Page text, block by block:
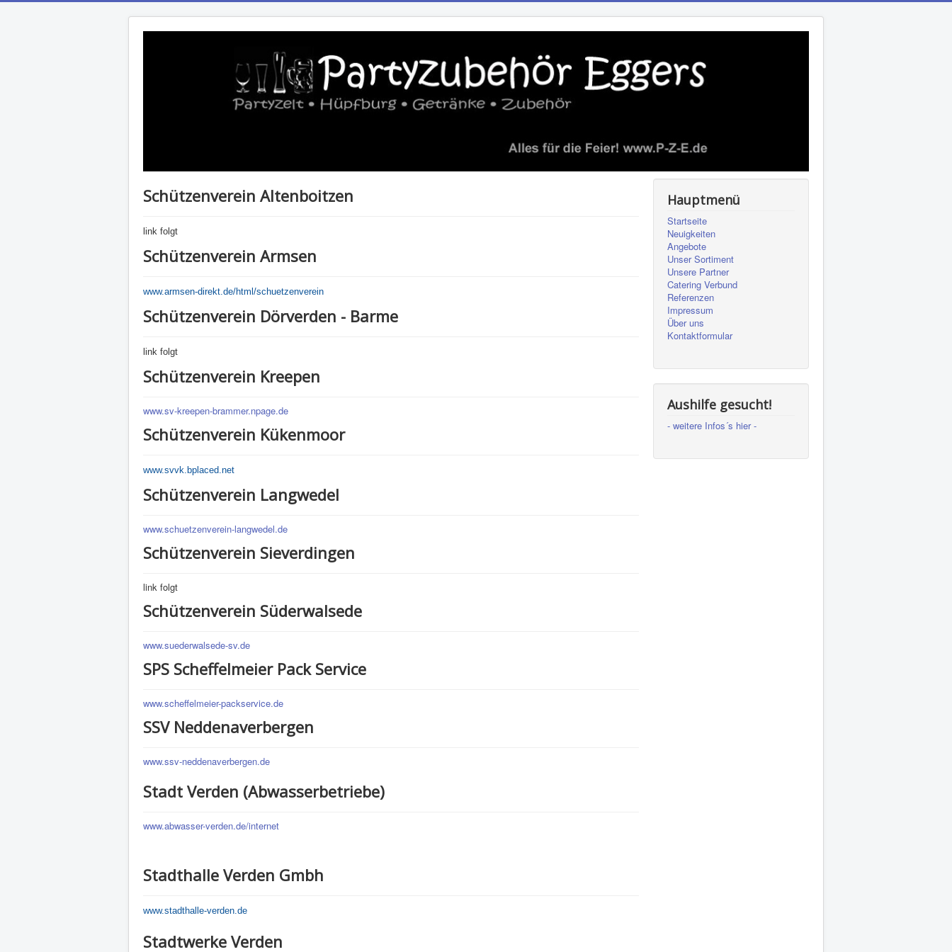
Schützenverein Altenboitzen
link folgt
Schützenverein Armsen
www.armsen-direkt.de/html/schuetzenverein
Schützenverein Dörverden - Barme
link folgt
Schützenverein Kreepen
www.sv-kreepen-brammer.npage.de
Schützenverein Kükenmoor
www.svvk.bplaced.net
Schützenverein Langwedel
www.schuetzenverein-langwedel.de
Schützenverein Sieverdingen
link folgt
Schützenverein Süderwalsede
www.suederwalsede-sv.de
SPS Scheffelmeier Pack Service
www.scheffelmeier-packservice.de
SSV Neddenaverbergen
www.ssv-neddenaverbergen.de
Stadt Verden (Abwasserbetriebe)
www.abwasser-verden.de/internet
Stadthalle Verden Gmbh
www.stadthalle-verden.de
Stadtwerke Verden
Hauptmenü
Startseite
Neuigkeiten
Angebote
Unser Sortiment
Unsere Partner
Catering Verbund
Referenzen
Impressum
Über uns
Kontaktformular
Aushilfe gesucht!
- weitere Infos´s hier -